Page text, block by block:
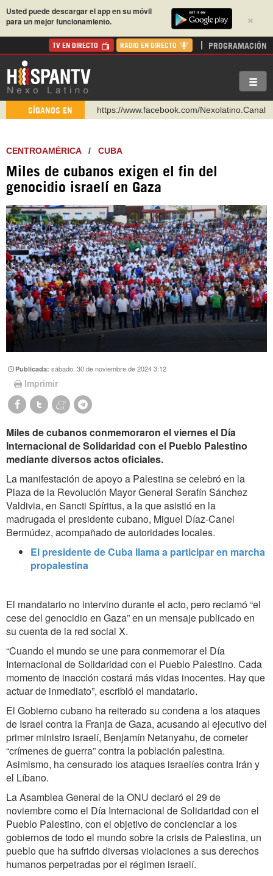
×
Usted puede descargar el app en su móvil
para un mejor funcionamiento.
TV EN DIRECTO RADIO EN DIRECTO PROGRAMACIÓN
SÍGANOS EN
https://www.facebook.com/Nexolatino.Canal
http://twitter.com/nexo_latino
https://t.me/hispantvcanal
https://urmedium.com/c/hispantv
Instagram como: hispan_tv
CENTROAMÉRICA/ CUBA
Miles de cubanos exigen el fin del
genocidio israelí en Gaza
Publicada:sábado, 30 de noviembre de 2024 3:12
Imprimir
Miles de cubanos conmemoraron el viernes el Día
Internacional de Solidaridad con el Pueblo Palestino
mediante diversos actos oficiales.
La manifestación de apoyo a Palestina se celebró en la
Plaza de la Revolución Mayor General Serafín Sánchez
Valdivia, en Sancti Spíritus, a la que asistió en la
madrugada el presidente cubano, Miguel Díaz-Canel
Bermúdez, acompañado de autoridades locales.
El presidente de Cuba llama a participar en marcha
propalestina
El mandatario no intervino durante el acto, pero reclamó “el
cese del genocidio en Gaza” en un mensaje publicado en
su cuenta de la red social X.
“Cuando el mundo se une para conmemorar el Día
Internacional de Solidaridad con el Pueblo Palestino. Cada
momento de inacción costará más vidas inocentes. Hay que
actuar de inmediato”, escribió el mandatario.
El Gobierno cubano ha reiterado su condena a los ataques
de Israel contra la Franja de Gaza, acusando al ejecutivo del
primer ministro israelí, Benjamín Netanyahu, de cometer
“crímenes de guerra” contra la población palestina.
Asimismo, ha censurado los ataques israelíes contra Irán y
el Líbano.
La Asamblea General de la ONU declaró el 29 de
noviembre como el Día Internacional de Solidaridad con el
Pueblo Palestino, con el objetivo de concienciar a los
gobiernos de todo el mundo sobre la crisis de Palestina, un
pueblo que ha sufrido diversas violaciones a sus derechos
humanos perpetradas por el régimen israelí.